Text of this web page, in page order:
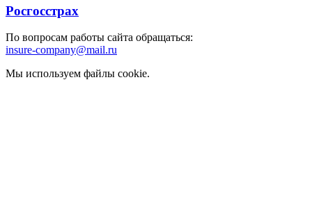
Росгосстрах
По вопросам работы сайта обращаться:
insure-company@mail.ru
Мы используем файлы cookie.